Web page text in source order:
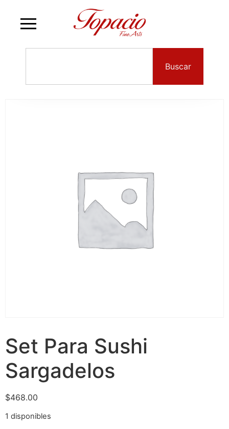
Buscar
Set Para Sushi
Sargadelos
$468.00
1 disponibles